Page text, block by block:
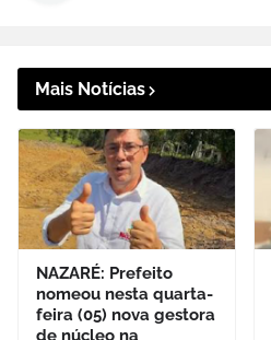
Mais Notícias
NAZARÉ: Prefeito
nomeou nesta quarta-
feira (05) nova gestora
de núcleo na